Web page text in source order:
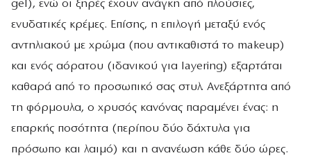
gel), ενώ οι ξηρές έχουν ανάγκη από πλούσιες,
ενυδατικές κρέμες. Επίσης, η επιλογή μεταξύ ενός
αντηλιακού με χρώμα (που αντικαθιστά το makeup)
και ενός αόρατου (ιδανικού για layering) εξαρτάται
καθαρά από το προσωπικό σας στυλ. Ανεξάρτητα από
τη φόρμουλα, ο χρυσός κανόνας παραμένει ένας: η
επαρκής ποσότητα (περίπου δύο δάχτυλα για
πρόσωπο και λαιμό) και η ανανέωση κάθε δύο ώρες.